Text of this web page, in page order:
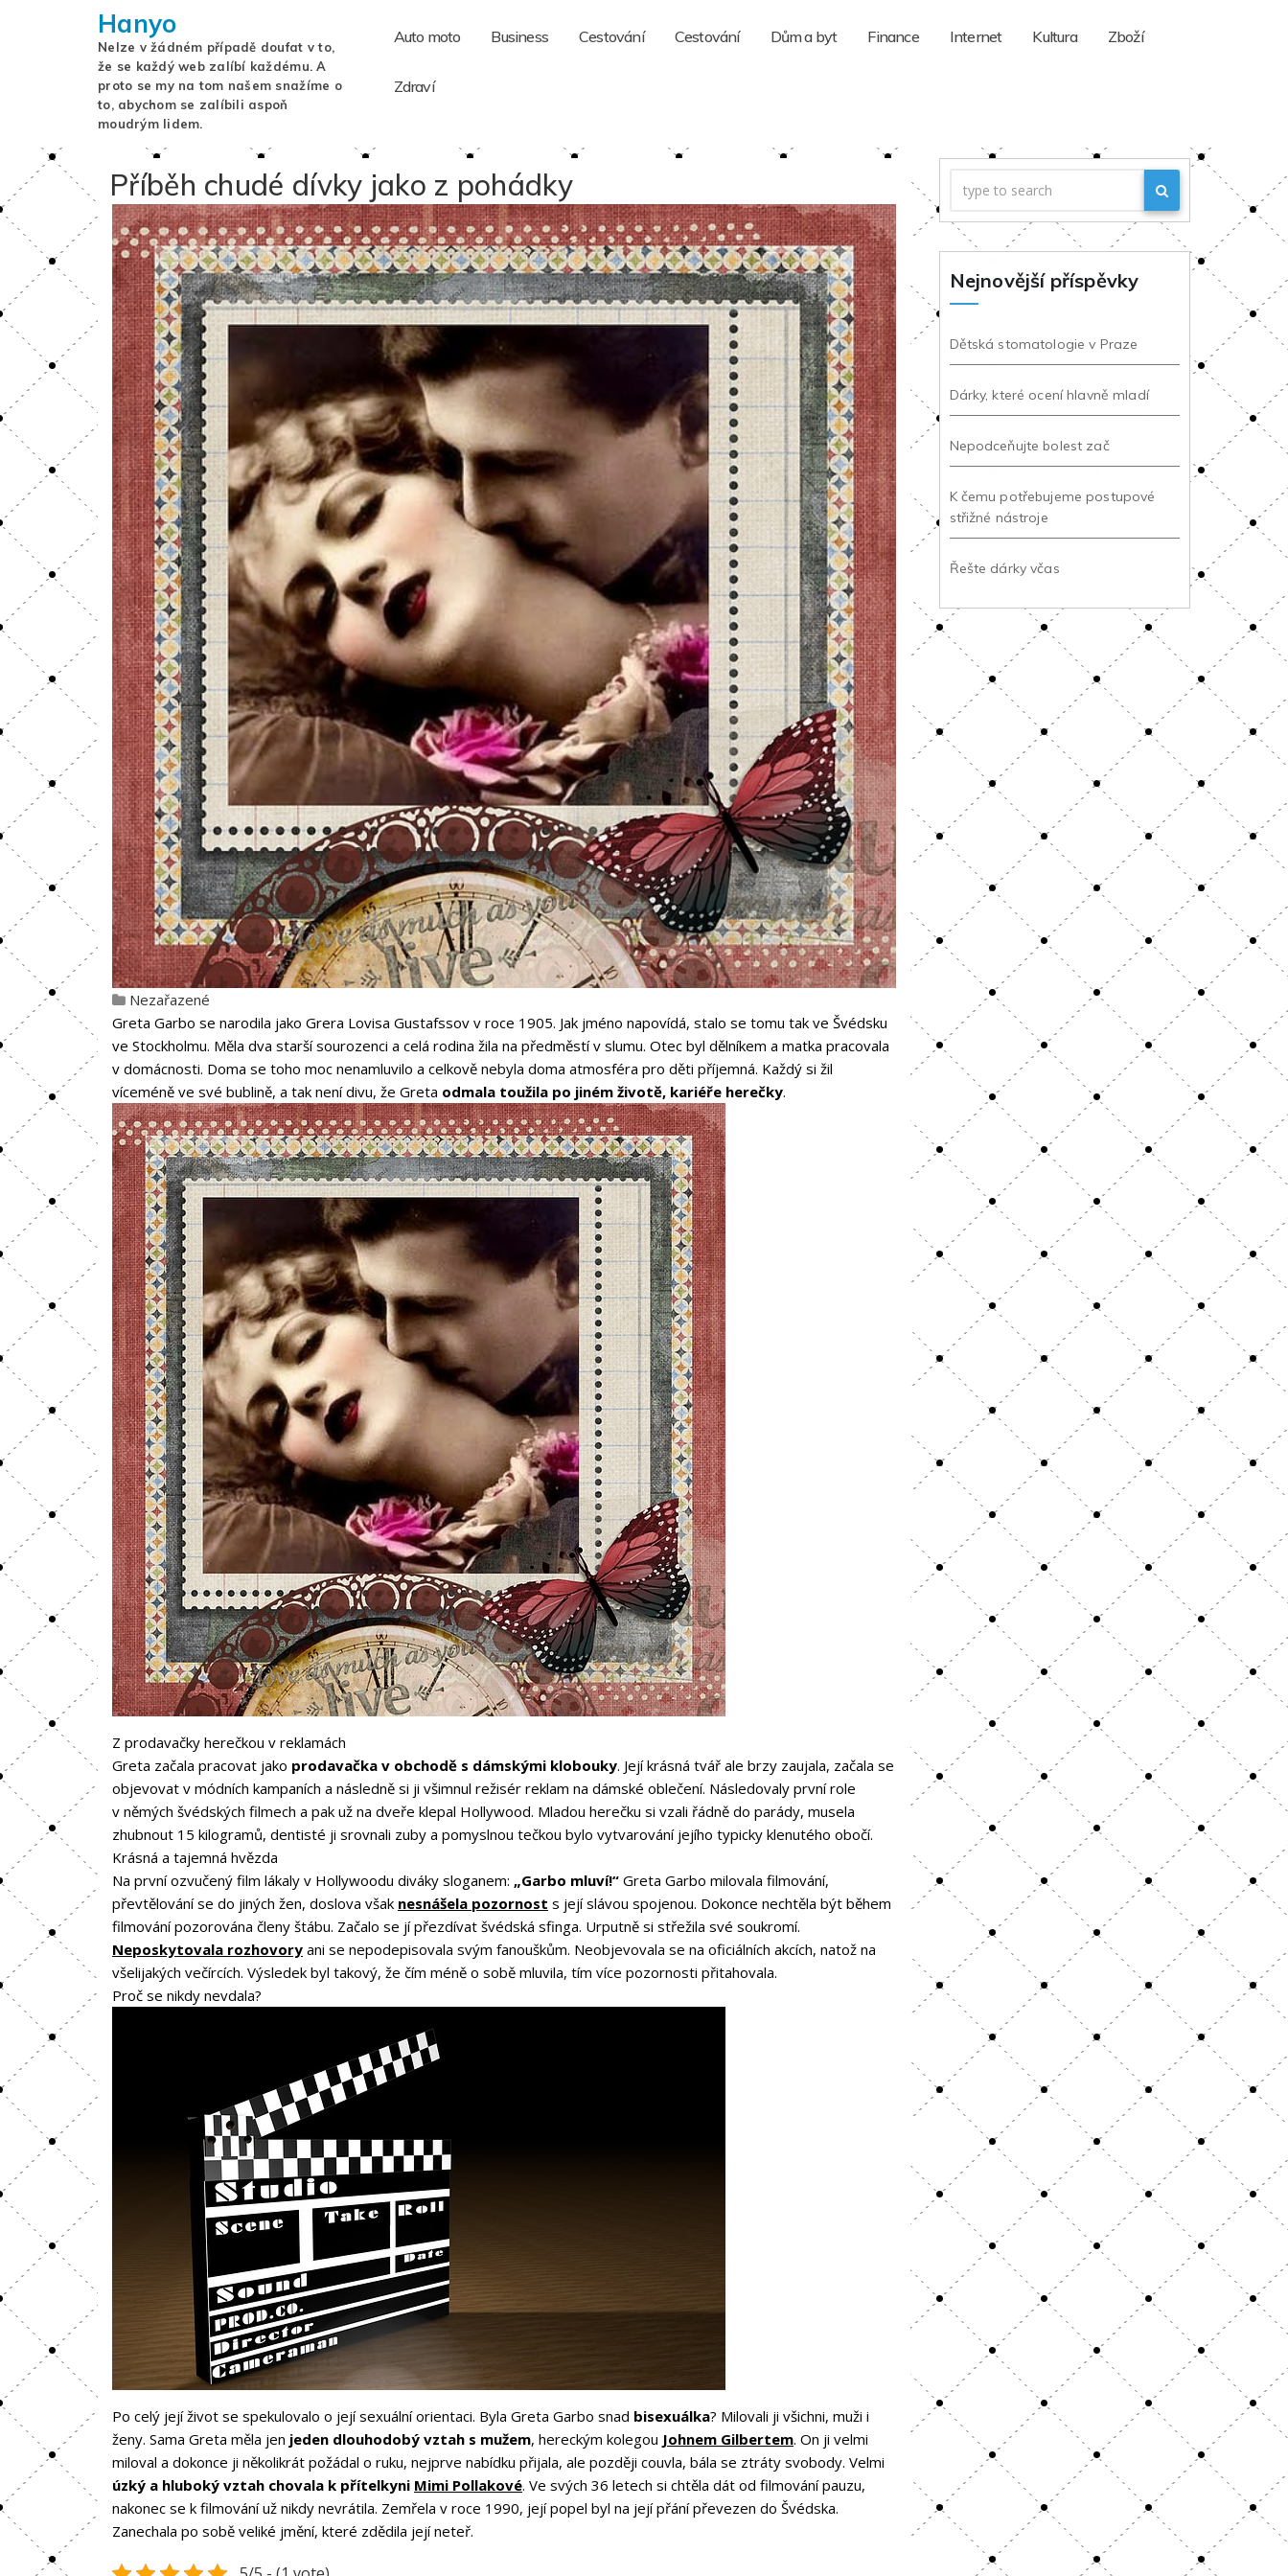
Hanyo
Nelze v žádném případě doufat v to,
že se každý web zalíbí každému. A
proto se my na tom našem snažíme o
to, abychom se zalíbili aspoň
moudrým lidem.
Auto moto Business Cestování Cestování Dům a byt Finance Internet Kultura Zboží
Zdraví
Příběh chudé dívky jako z pohádky
Nezařazené
Greta Garbo se narodila jako Grera Lovisa Gustafssov v roce 1905. Jak jméno napovídá, stalo se tomu tak ve Švédsku
ve Stockholmu. Měla dva starší sourozenci a celá rodina žila na předměstí v slumu. Otec byl dělníkem a matka pracovala
v domácnosti. Doma se toho moc nenamluvilo a celkově nebyla doma atmosféra pro děti příjemná. Každý si žil
víceméně ve své bublině, a tak není divu, že Greta odmala toužila po jiném životě, kariéře herečky.
Z prodavačky herečkou v reklamách
Greta začala pracovat jako prodavačka v obchodě s dámskými klobouky. Její krásná tvář ale brzy zaujala, začala se
objevovat v módních kampaních a následně si ji všimnul režisér reklam na dámské oblečení. Následovaly první role
v němých švédských filmech a pak už na dveře klepal Hollywood. Mladou herečku si vzali řádně do parády, musela
zhubnout 15 kilogramů, dentisté ji srovnali zuby a pomyslnou tečkou bylo vytvarování jejího typicky klenutého obočí.
Krásná a tajemná hvězda
Na první ozvučený film lákaly v Hollywoodu diváky sloganem: „Garbo mluví!“ Greta Garbo milovala filmování,
převtělování se do jiných žen, doslova však nesnášela pozornost s její slávou spojenou. Dokonce nechtěla být během
filmování pozorována členy štábu. Začalo se jí přezdívat švédská sfinga. Urputně si střežila své soukromí.
Neposkytovala rozhovory ani se nepodepisovala svým fanouškům. Neobjevovala se na oficiálních akcích, natož na
všelijakých večírcích. Výsledek byl takový, že čím méně o sobě mluvila, tím více pozornosti přitahovala.
Proč se nikdy nevdala?
Po celý její život se spekulovalo o její sexuální orientaci. Byla Greta Garbo snad bisexuálka? Milovali ji všichni, muži i
ženy. Sama Greta měla jen jeden dlouhodobý vztah s mužem, hereckým kolegou Johnem Gilbertem. On ji velmi
miloval a dokonce ji několikrát požádal o ruku, nejprve nabídku přijala, ale později couvla, bála se ztráty svobody. Velmi
úzký a hluboký vztah chovala k přítelkyni Mimi Pollakové. Ve svých 36 letech si chtěla dát od filmování pauzu,
nakonec se k filmování už nikdy nevrátila. Zemřela v roce 1990, její popel byl na její přání převezen do Švédska.
Zanechala po sobě veliké jmění, které zdědila její neteř.
Nejnovější příspěvky
Dětská stomatologie v Praze
Dárky, které ocení hlavně mladí
Nepodceňujte bolest zač
K čemu potřebujeme postupové
střižné nástroje
Řešte dárky včas